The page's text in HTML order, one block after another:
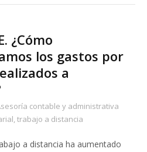
¿Cómo
los gastos por
a
contable y administrativa
,trabajo a distancia
a distancia ha aumentado